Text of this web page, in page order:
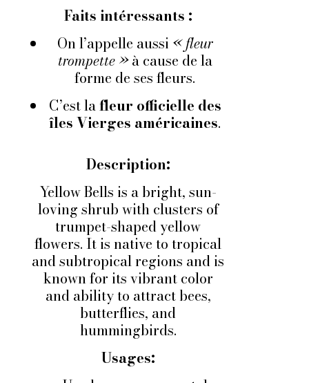
Faits intéressants :
On l’appelle aussi « fleur
trompette »à cause de la
forme de ses fleurs.
C’est lafleur officielle des
îles Vierges américaines.
Description:
Yellow Bells is a bright, sun-
loving shrub with clusters of
trumpet-shaped yellow
flowers. It is native to tropical
and subtropical regions and is
known for its vibrant color
and ability to attract bees,
butterflies, and
hummingbirds.
Usages: